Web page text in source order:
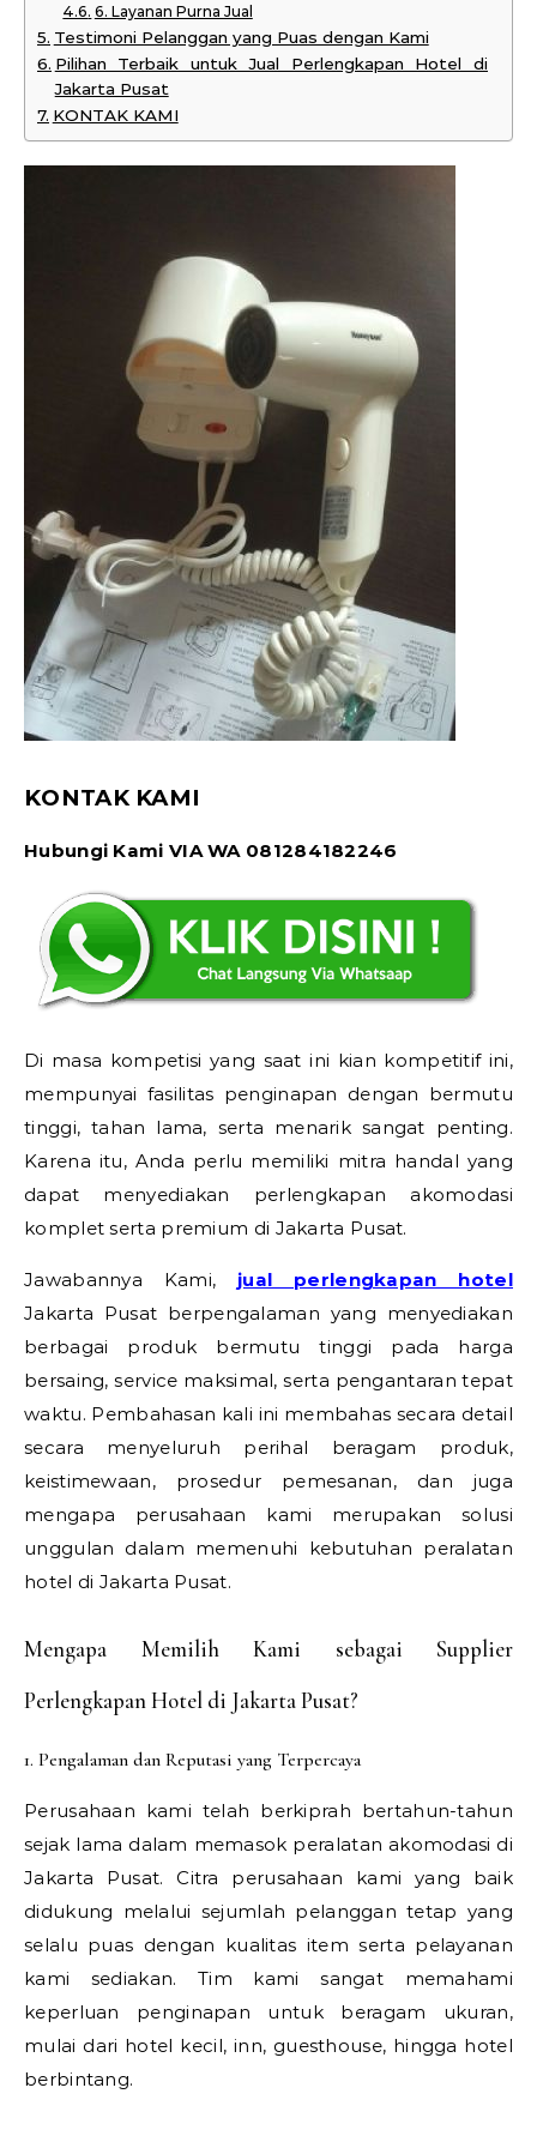
6. Layanan Purna Jual
Testimoni Pelanggan yang Puas dengan Kami
Pilihan Terbaik untuk Jual Perlengkapan Hotel di
Jakarta Pusat
KONTAK KAMI
KONTAK KAMI
Hubungi Kami VIA WA 081284182246
Di masa kompetisi yang saat ini kian kompetitif ini,
mempunyai fasilitas penginapan dengan bermutu
tinggi, tahan lama, serta menarik sangat penting.
Karena itu, Anda perlu memiliki mitra handal yang
dapat menyediakan perlengkapan akomodasi
komplet serta premium di Jakarta Pusat.
Jawabannya Kami, jual perlengkapan hotel
Jakarta Pusat berpengalaman yang menyediakan
berbagai produk bermutu tinggi pada harga
bersaing, service maksimal, serta pengantaran tepat
waktu. Pembahasan kali ini membahas secara detail
secara menyeluruh perihal beragam produk,
keistimewaan, prosedur pemesanan, dan juga
mengapa perusahaan kami merupakan solusi
unggulan dalam memenuhi kebutuhan peralatan
hotel di Jakarta Pusat.
Mengapa Memilih Kami sebagai Supplier
Perlengkapan Hotel di Jakarta Pusat?
1. Pengalaman dan Reputasi yang Terpercaya
Perusahaan kami telah berkiprah bertahun-tahun
sejak lama dalam memasok peralatan akomodasi di
Jakarta Pusat. Citra perusahaan kami yang baik
didukung melalui sejumlah pelanggan tetap yang
selalu puas dengan kualitas item serta pelayanan
kami sediakan. Tim kami sangat memahami
keperluan penginapan untuk beragam ukuran,
mulai dari hotel kecil, inn, guesthouse, hingga hotel
berbintang.